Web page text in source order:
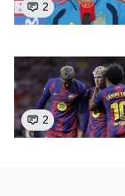
2
2